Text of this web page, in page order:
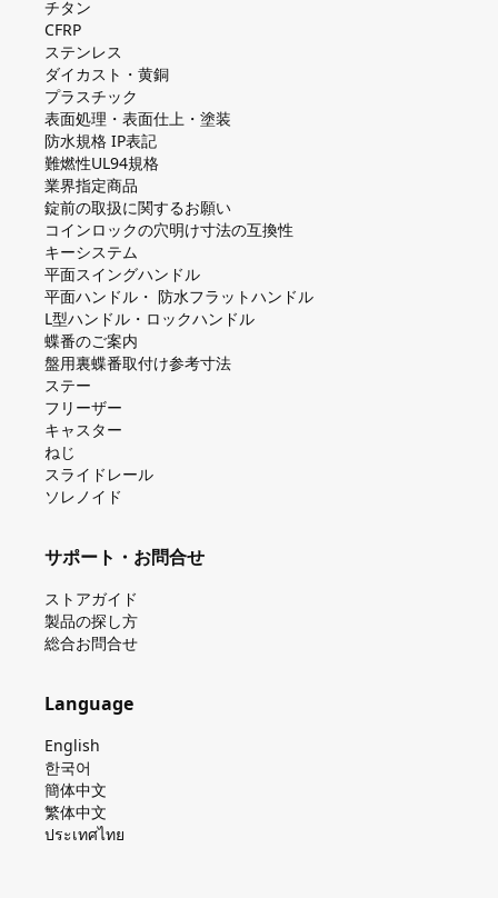
チタン
CFRP
ステンレス
ダイカスト・⻩銅
プラスチック
表面処理・表面仕上・塗装
防⽔規格 IP表記
難燃性UL94規格
業界指定商品
錠前の取扱に関するお願い
コインロックの⽳明け⼨法の互換性
キーシステム
平⾯スイングハンドル
平⾯ハンドル・ 防⽔フラットハンドル
L型ハンドル・ロックハンドル
蝶番のご案内
盤⽤裏蝶番取付け参考⼨法
ステー
フリーザー
キャスター
ねじ
スライドレール
ソレノイド
サポート・お問合せ
ストアガイド
製品の探し⽅
総合お問合せ
Language
English
한국어
簡体中文
繁体中文
ประเทศไทย